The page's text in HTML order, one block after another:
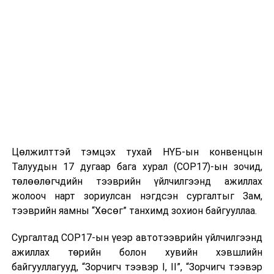
Цөлжилттэй тэмцэх тухай НҮБ-ын конвенцын
Талуудын 17 дугаар бага хурал (COP17)-ын зочид,
төлөөлөгчдийн тээврийн үйлчилгээнд ажиллах
жолооч нарт зориулсан нэгдсэн сургалтыг Зам,
тээврийн яамны “Хөсөг” танхимд зохион байгууллаа.
Сургалтад COP17-ын үеэр автотээврийн үйлчилгээнд
ажиллах төрийн болон хувийн хэвшлийн
байгууллагууд, “Зорчигч тээвэр I, II”, “Зорчигч тээвэр